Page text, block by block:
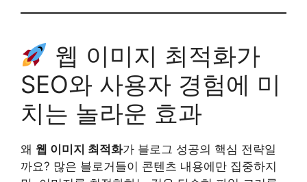
웹 이미지 최적화가
SEO와 사용자 경험에 미
치는 놀라운 효과
왜 웹 이미지 최적화가 블로그 성공의 핵심 전략일
까요? 많은 블로거들이 콘텐츠 내용에만 집중하지